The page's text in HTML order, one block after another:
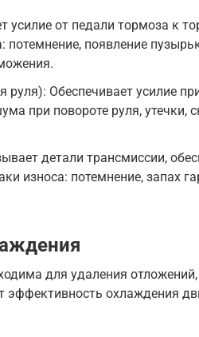
усилие от педали тормоза к
появление
Обеспечивает усилие
при повороте руля, утечки,
детали трансмиссии,
износа: потемнение, запах
для удаления
эффективность охлаждения